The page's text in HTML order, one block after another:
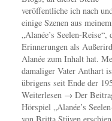
veröffentliche ich nach
einige Szenen aus
„Alanée’s Seelen-Reise“,
Erinnerungen als
Alanée zum Inhalt hat.
damaliger Vater Anthart
übrigens seit Ende der
Weiterlesen → Der
Hörspiel „Alanée’s